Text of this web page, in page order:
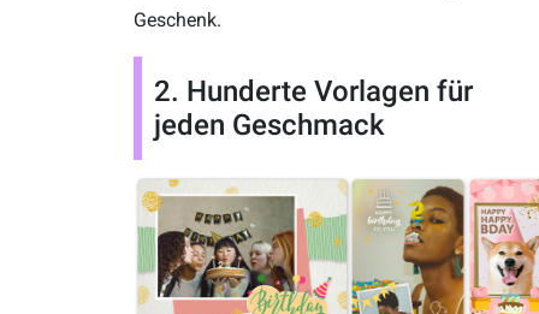
Geschenk.
2. Hunderte Vorlagen für
jeden Geschmack